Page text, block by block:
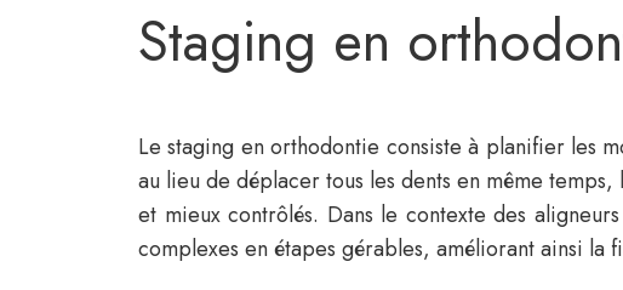
Staging en
Le staging en orthodontie consiste à planifier les
au lieu de déplacer tous les dents en même
et mieux contrôlés. Dans le contexte des
complexes en étapes gérables, améliorant ainsi la